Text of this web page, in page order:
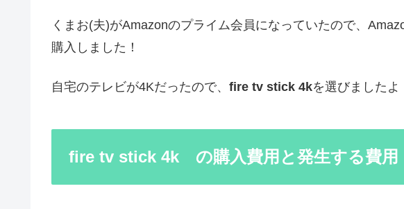
くまお(夫)がAmazonのプライム会員になっていたので、
購入しました！
自宅のテレビが4Kだったので、 fire tv stick 4kを選びましたよ
fire tv stick 4k の購入費用と発生する費用